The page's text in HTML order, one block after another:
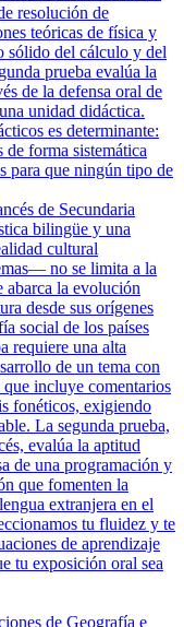
resolución de
teóricas de física y
sólido del cálculo y del
prueba evalúa la
de la defensa oral de
unidad didáctica.
es determinante:
forma sistemática
para que ningún tipo de
de Secundaria
bilingüe y una
cultural
no se limita a la
abarca la evolución
desde sus orígenes
social de los países
requiere una alta
de un tema con
incluye comentarios
fonéticos, exigiendo
La segunda prueba,
evalúa la aptitud
de una programación y
que fomenten la
extranjera en el
tu fluidez y te
de aprendizaje
tu exposición oral sea
de Geografía e